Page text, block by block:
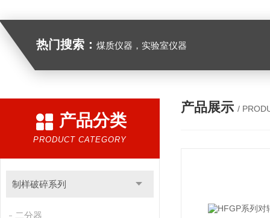
热门搜索： 煤质仪器，实验室仪器
产品分类
PRODUCT CATEGORY
制样破碎系列
二分器
产品展示 /